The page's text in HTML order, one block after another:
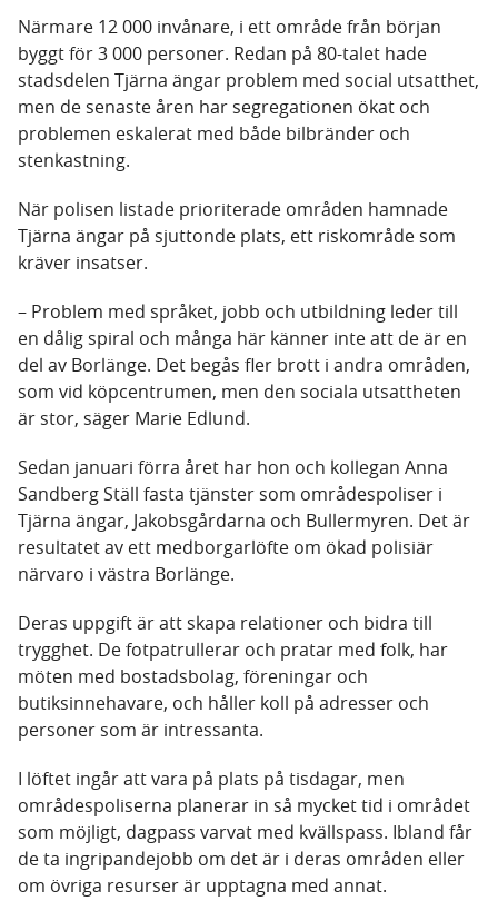
Närmare 12 000 invånare, i ett område från början
byggt för 3 000 personer. Redan på 80-talet hade
stadsdelen Tjärna ängar problem med social utsatthet,
men de senaste åren har segregationen ökat och
problemen eskalerat med både bilbränder och
stenkastning.
När polisen listade prioriterade områden hamnade
Tjärna ängar på sjuttonde plats, ett riskområde som
kräver insatser.
– Problem med språket, jobb och utbildning leder till
en dålig spiral och många här känner inte att de är en
del av Borlänge. Det begås fler brott i andra områden,
som vid köpcentrumen, men den sociala utsattheten
är stor, säger Marie Edlund.
Sedan januari förra året har hon och kollegan Anna
Sandberg Ställ fasta tjänster som områdespoliser i
Tjärna ängar, Jakobsgårdarna och Bullermyren. Det är
resultatet av ett medborgarlöfte om ökad polisiär
närvaro i västra Borlänge.
Deras uppgift är att skapa relationer och bidra till
trygghet. De fotpatrullerar och pratar med folk, har
möten med bostadsbolag, föreningar och
butiksinnehavare, och håller koll på adresser och
personer som är intressanta.
I löftet ingår att vara på plats på tisdagar, men
områdespoliserna planerar in så mycket tid i området
som möjligt, dagpass varvat med kvällspass. Ibland får
de ta ingripandejobb om det är i deras områden eller
om övriga resurser är upptagna med annat.